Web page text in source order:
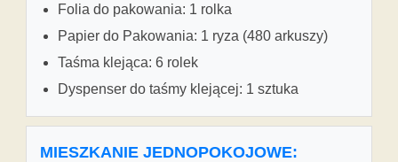
Folia do pakowania: 1 rolka
Papier do Pakowania: 1 ryza (480 arkuszy)
Taśma klejąca: 6 rolek
Dyspenser do taśmy klejącej: 1 sztuka
MIESZKANIE JEDNOPOKOJOWE: